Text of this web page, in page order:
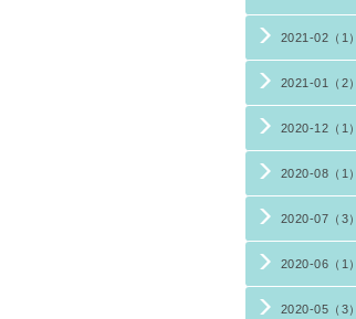
2021-02（1）
2021-01（2）
2020-12（1）
2020-08（1）
2020-07（3）
2020-06（1）
2020-05（3）